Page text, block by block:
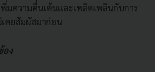
มความตื่นเต้นและเพลิดเพลินกับการ
คยสัมผัสมาก่อน
อง